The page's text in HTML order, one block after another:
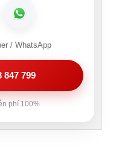
/ WhatsApp
847 799
phí 100%